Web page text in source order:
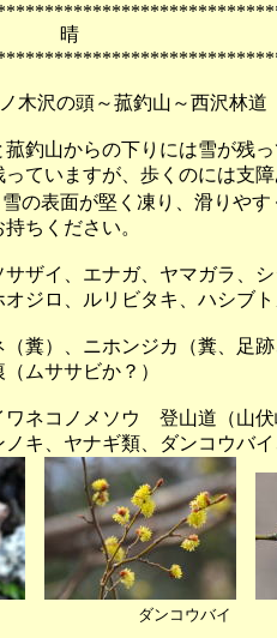
18日（木)
木沢の頭～菰釣山～西沢林道
釣山からの下りには雪が残
ますが、歩くのには支障
面が堅く凍り、滑りやすく
ださい。
ザイ、エナガ、ヤマガラ、
ロ、ルリビタキ、ハシブト
糞）、ニホンジカ（糞、足
ムササビか？）
ワネコノメソウ 登山道（山
、ヤナギ類、ダンコウバイ
ソウ ダンコウ